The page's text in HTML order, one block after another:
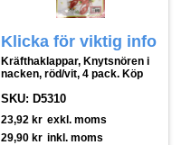
Klicka för viktig info
Kräfthaklappar, Knytsnören i
nacken, röd/vit, 4 pack. Köp
SKU: D5310
23,92 kr exkl. moms
29,90 kr inkl. moms